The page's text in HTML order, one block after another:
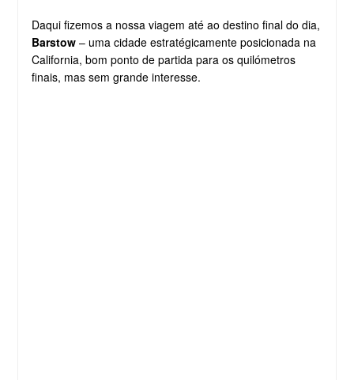
Daqui fizemos a nossa viagem até ao destino final do dia,
Barstow – uma cidade estratégicamente posicionada na
California, bom ponto de partida para os quilómetros
finais, mas sem grande interesse.